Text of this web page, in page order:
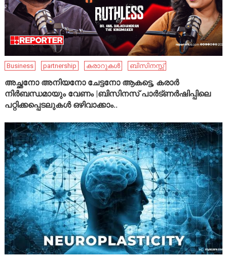
Business partnership കരാറുകൾ ബിസിനസ്സ്
അച്ഛനോ അനിയനോ ചേട്ടനോ ആകട്ടെ, കരാർ
നിർബന്ധമായും വേണം |ബിസിനസ് പാർട്ണർഷിപ്പിലെ
പറ്റിക്കപ്പെടലുകൾ ഒഴിവാക്കാം..